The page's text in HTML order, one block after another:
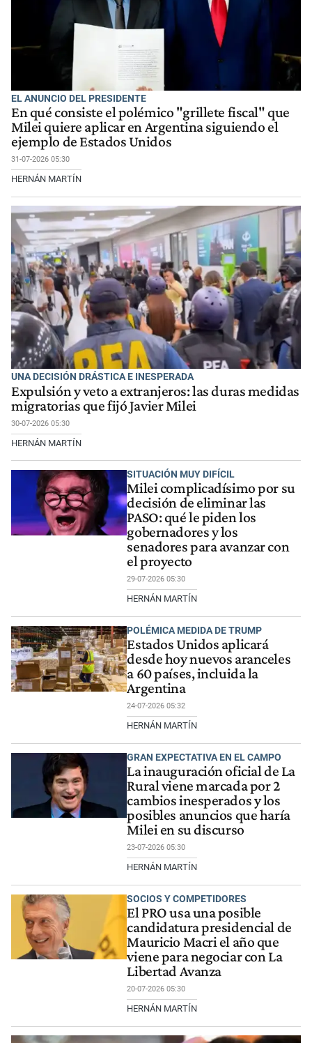
EL ANUNCIO DEL PRESIDENTE
En qué consiste el polémico "grillete fiscal" que
Milei quiere aplicar en Argentina siguiendo el
ejemplo de Estados Unidos
31-07-2026 05:30
HERNÁN MARTÍN
UNA DECISIÓN DRÁSTICA E INESPERADA
Expulsión y veto a extranjeros: las duras medidas
migratorias que fijó Javier Milei
30-07-2026 05:30
HERNÁN MARTÍN
SITUACIÓN MUY DIFÍCIL
Milei complicadísimo por su
decisión de eliminar las
PASO: qué le piden los
gobernadores y los
senadores para avanzar con
el proyecto
29-07-2026 05:30
HERNÁN MARTÍN
POLÉMICA MEDIDA DE TRUMP
Estados Unidos aplicará
desde hoy nuevos aranceles
a 60 países, incluida la
Argentina
24-07-2026 05:32
HERNÁN MARTÍN
GRAN EXPECTATIVA EN EL CAMPO
La inauguración oficial de La
Rural viene marcada por 2
cambios inesperados y los
posibles anuncios que haría
Milei en su discurso
23-07-2026 05:30
HERNÁN MARTÍN
SOCIOS Y COMPETIDORES
El PRO usa una posible
candidatura presidencial de
Mauricio Macri el año que
viene para negociar con La
Libertad Avanza
20-07-2026 05:30
HERNÁN MARTÍN